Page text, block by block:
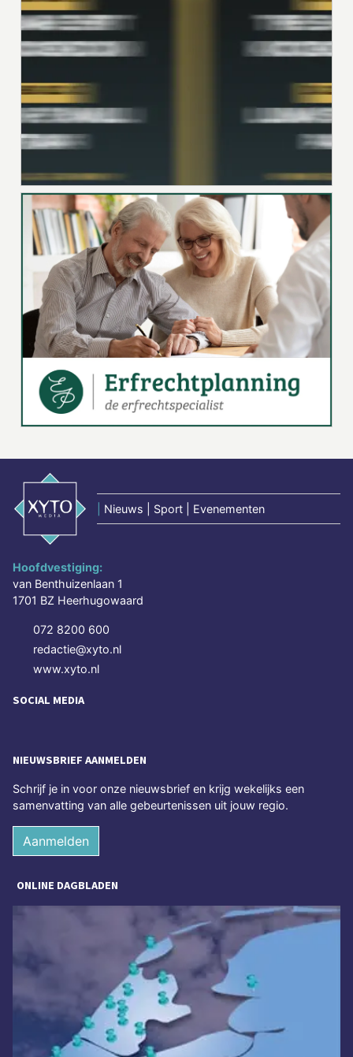
Nieuws | Sport | Evenementen
Hoofdvestiging:
van Benthuizenlaan 1
1701 BZ Heerhugowaard
072 8200 600
redactie@xyto.nl
www.xyto.nl
SOCIAL MEDIA
NIEUWSBRIEF AANMELDEN
Schrijf je in voor onze nieuwsbrief en krijg wekelijks een
samenvatting van alle gebeurtenissen uit jouw regio.
Aanmelden
ONLINE DAGBLADEN